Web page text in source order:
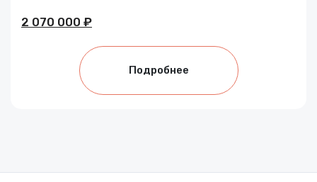
2 070 000 ₽
Подробнее